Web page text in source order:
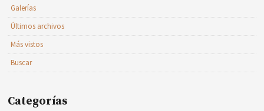
Galerías
Últimos archivos
Más vistos
Buscar
Categorías